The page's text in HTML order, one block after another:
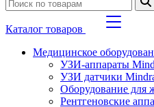
Каталог товаров
Медицинское
УЗИ-аппараты
УЗИ датчики
Оборудование для
Рентгеновские